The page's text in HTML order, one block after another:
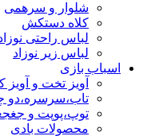
شلوار و سرهمی
کلاه دستکش
لباس راحتی
لباس زیر نوزاد
اسباب بازی
آویز تخت و آویز
توپ،پوپت و
محصولات بادی